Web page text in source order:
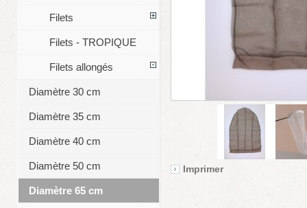
Imprimer
Filets
Filets - TROPIQUE
Filets allongés
Diamètre 30 cm
Diamètre 35 cm
Diamètre 40 cm
Diamètre 50 cm
Diamètre 65 cm